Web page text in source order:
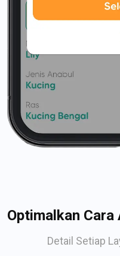
Optimalkan Cara
Detail Setiap